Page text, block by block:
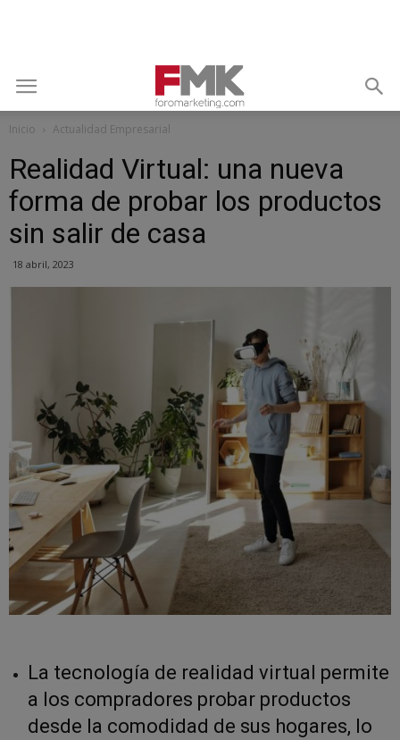
Inicio Actualidad Empresarial
Realidad Virtual: una nueva
forma de probar los productos
sin salir de casa
18 abril, 2023
La tecnología de realidad virtual permite
a los compradores probar productos
desde la comodidad de sus hogares, lo